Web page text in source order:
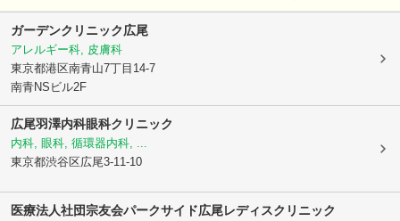
ガーデンクリニック広尾
アレルギー科, 皮膚科
東京都港区南青山7丁目14-7
南青NSビル2F
広尾羽澤内科眼科クリニック
内科, 眼科, 循環器内科, ...
東京都渋谷区広尾3-11-10
医療法人社団宗友会パークサイド広尾レディスクリニック